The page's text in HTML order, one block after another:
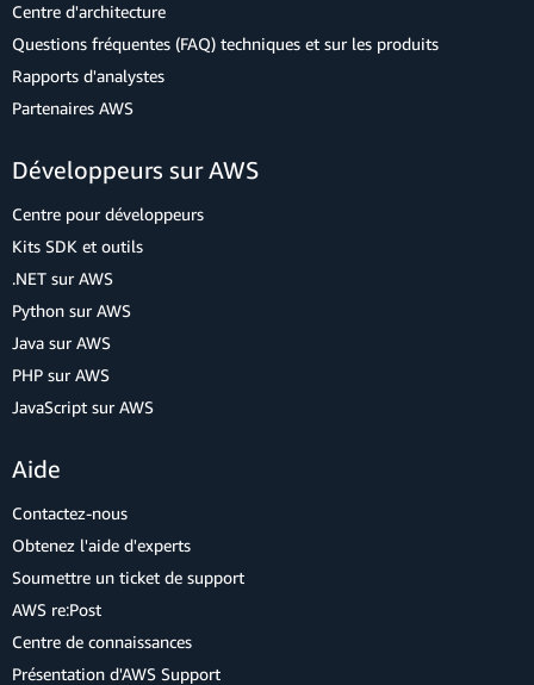
Centre d'architecture
Questions fréquentes (FAQ) techniques et sur les produits
Rapports d'analystes
Partenaires AWS
Développeurs sur AWS
Centre pour développeurs
Kits SDK et outils
.NET sur AWS
Python sur AWS
Java sur AWS
PHP sur AWS
JavaScript sur AWS
Aide
Contactez-nous
Obtenez l'aide d'experts
Soumettre un ticket de support
AWS re:Post
Centre de connaissances
Présentation d'AWS Support